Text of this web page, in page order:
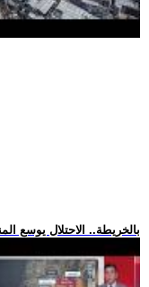
.. بالخريطة.. الاحتلال يوسع